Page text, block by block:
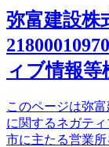
弥富建設株
ィブ情報等
このページは弥富
に関するネガテ
市に主たる営業